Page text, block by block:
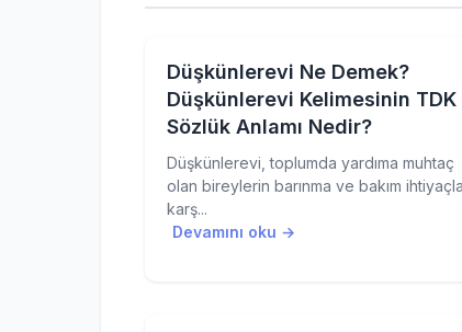
Düşkünlerevi Ne Demek?
Düşkünlerevi Kelimesinin TDK
Sözlük Anlamı Nedir?
Düşkünlerevi, toplumda yardıma muhtaç
olan bireylerin barınma ve bakım
karş...
Devamını oku →